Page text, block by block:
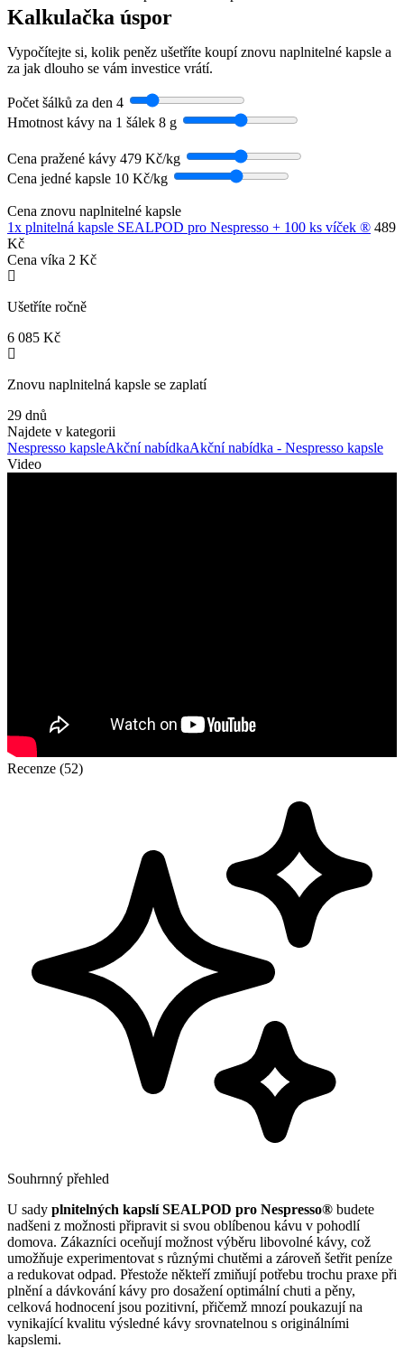
Kalkulačka úspor
Vypočítejte si, kolik peněz ušetříte koupí znovu naplnitelné kapsle a
za jak dlouho se vám investice vrátí.
Počet šálků za den 4
Hmotnost kávy na 1 šálek 8 g
Cena pražené kávy 479 Kč/kg
Cena jedné kapsle 10 Kč/kg
Cena znovu naplnitelné kapsle
1x plnitelná kapsle SEALPOD pro Nespresso + 100 ks víček ® 489
Kč
Cena víka 2 Kč
Ušetříte ročně
6 085 Kč
Znovu naplnitelná kapsle se zaplatí
29 dnů
Najdete v kategorii
Nespresso kapsleAkční nabídkaAkční nabídka - Nespresso kapsle
Video
Recenze (52)
Souhrnný přehled
U sady plnitelných kapslí SEALPOD pro Nespresso® budete
nadšeni z možnosti připravit si svou oblíbenou kávu v pohodlí
domova. Zákazníci oceňují možnost výběru libovolné kávy, což
umožňuje experimentovat s různými chutěmi a zároveň šetřit peníze
a redukovat odpad. Přestože někteří zmiňují potřebu trochu praxe při
plnění a dávkování kávy pro dosažení optimální chuti a pěny,
celková hodnocení jsou pozitivní, přičemž mnozí poukazují na
vynikající kvalitu výsledné kávy srovnatelnou s originálními
kapslemi.